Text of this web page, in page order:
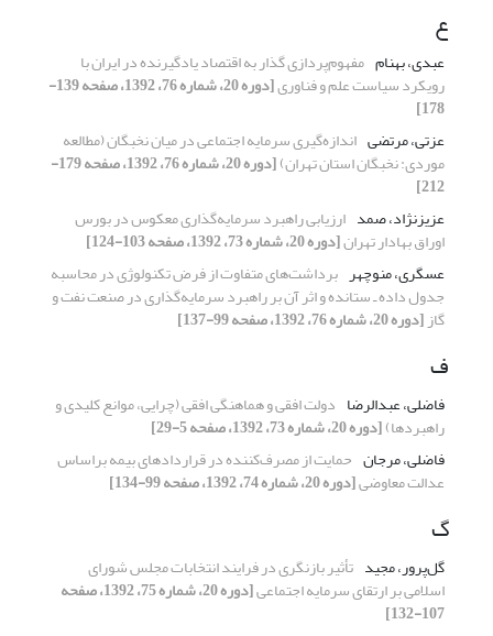
ع
عبدی، بهنام مفهوم‌پردازی گذار به اقتصاد یادگیرنده در ایران با
رویکرد سیاست علم و فناوری [دوره 20، شماره 76، 1392، صفحه 139-
178]
عزتی، مرتضی اندازه‌گیری سرمایه اجتماعی در میان نخبگان (مطالعه
موردی: نخبگان استان تهران) [دوره 20، شماره 76، 1392، صفحه 179-
212]
عزیزنژاد، صمد ارزیابی راهبرد سرمایه‌گذاری معکوس در بورس
اوراق بهادار تهران[دوره 20، شماره 73، 1392، صفحه 103-124]
عسگری، منوچهر برداشت‌های متفاوت از فرض تکنولوژی در محاسبه
جدول داده ـ ستانده و اثر آن بر راهبرد سرمایه‌گذاری در صنعت نفت و
گاز[دوره 20، شماره 76، 1392، صفحه 99-137]
ف
فاضلی، عبدالرضا دولت افقی و هماهنگی افقی (چرایی، موانع کلیدی و
راهبردها)[دوره 20، شماره 73، 1392، صفحه 5-29]
فاضلی، مرجان حمایت از مصرف‌کننده در قراردادهای بیمه براساس
عدالت معاوضی[دوره 20، شماره 74، 1392، صفحه 99-134]
گ
گل‌‌پرور، مجید تأثیر بازنگری در فرایند انتخابات مجلس شورای
اسلامی بر ارتقای سرمایه اجتماعی [دوره 20، شماره 75، 1392، صفحه
107-132]